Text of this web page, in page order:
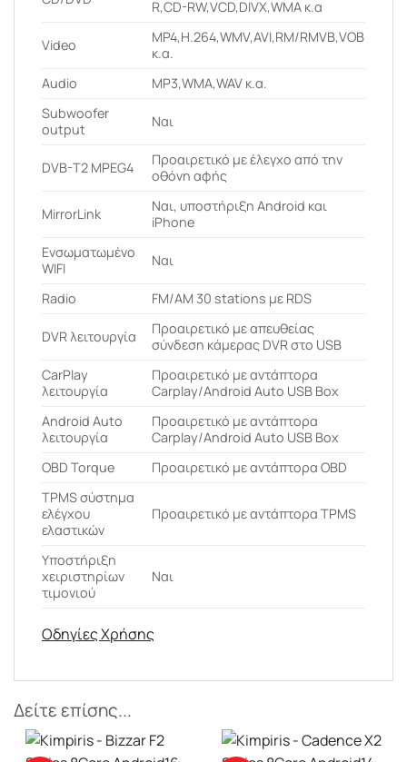
R,CD-RW,VCD,DIVX,WMA κ.α
Video
MP4,H.264,WMV,AVI,RM/RMVB,VOB
κ.α.
Audio
MP3,WMA,WAV κ.α.
Subwoofer
output
Ναι
DVB-T2 MPEG4
Προαιρετικό με έλεγχο από την
οθόνη αφής
MirrorLink
Ναι, υποστήριξη Android και
iPhone
Ενσωματωμένο
WIFI
Ναι
Radio FM/AM 30 stations με RDS
DVR λειτουργία
Προαιρετικό με απευθείας
σύνδεση κάμερας DVR στο USB
CarPlay
λειτουργία
Προαιρετικό με αντάπτορα
Carplay/Android Auto USB Box
Android Auto
λειτουργία
Προαιρετικό με αντάπτορα
Carplay/Android Auto USB Box
OBD Torque
Προαιρετικό με αντάπτορα OBD
ΤPMS σύστημα
ελέγχου
ελαστικών
Προαιρετικό με αντάπτορα TPMS
Υποστήριξη
χειριστηρίων
τιμονιού
Ναι
Οδηγίες Χρήσης
Δείτε επίσης...